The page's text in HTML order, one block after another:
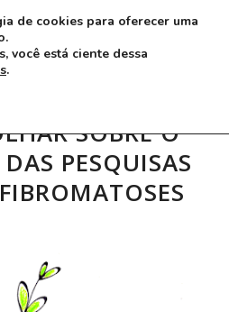
SOBRE O
PESQUISAS
de cookies para oferecer uma
você está ciente dessa
.